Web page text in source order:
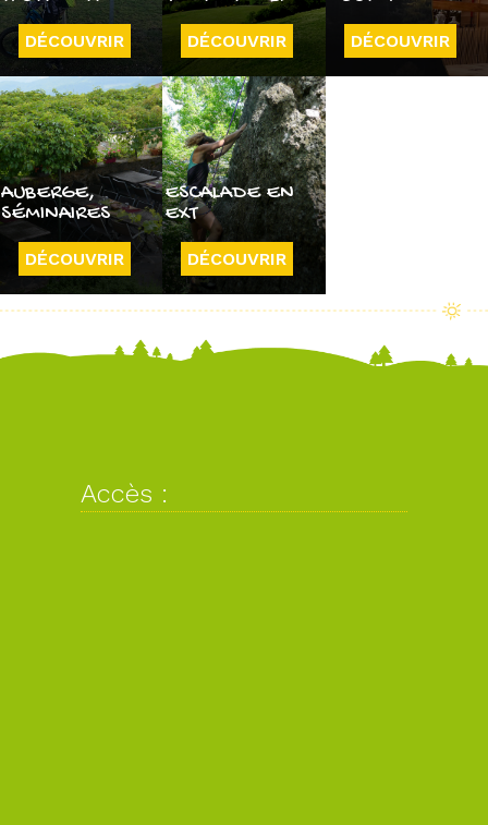
DÉCOUVRIR DÉCOUVRIR DÉCOUVRIR
AUBERGE,
SÉMINAIRES
DÉCOUVRIR
ESCALADE EN
EXT
DÉCOUVRIR
Accès :